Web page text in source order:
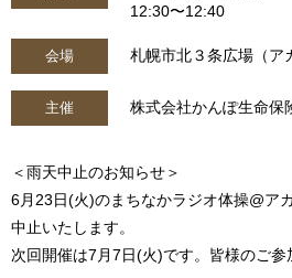
12:30〜12:40
会場 札幌市北３条広場（ア
主催 株式会社かんぽ生命保
＜雨天中止のお知らせ＞
6月23日(火)のまちなかラジオ体操@ア
中止いたします。
次回開催は7月7日(火)です。皆様のご参